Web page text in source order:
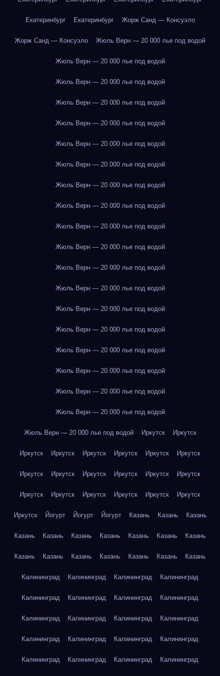
Екатеринбург Екатеринбург Жорж Санд — Консуэло
Жорж Санд — Консуэло Жюль Верн — 20 000 лье под водой
Жюль Верн — 20 000 лье под водой
Жюль Верн — 20 000 лье под водой
Жюль Верн — 20 000 лье под водой
Жюль Верн — 20 000 лье под водой
Жюль Верн — 20 000 лье под водой
Жюль Верн — 20 000 лье под водой
Жюль Верн — 20 000 лье под водой
Жюль Верн — 20 000 лье под водой
Жюль Верн — 20 000 лье под водой
Жюль Верн — 20 000 лье под водой
Жюль Верн — 20 000 лье под водой
Жюль Верн — 20 000 лье под водой
Жюль Верн — 20 000 лье под водой
Жюль Верн — 20 000 лье под водой
Жюль Верн — 20 000 лье под водой
Жюль Верн — 20 000 лье под водой
Жюль Верн — 20 000 лье под водой
Жюль Верн — 20 000 лье под водой
Жюль Верн — 20 000 лье под водой Иркутск Иркутск
Иркутск Иркутск Иркутск Иркутск Иркутск Иркутск
Иркутск Иркутск Иркутск Иркутск Иркутск Иркутск
Иркутск Иркутск Иркутск Иркутск Иркутск Иркутск
Иркутск Йогурт Йогурт Йогурт Казань Казань Казань
Казань Казань Казань Казань Казань Казань Казань
Казань Казань Казань Казань Казань Казань Казань
Калининград Калининград Калининград Калининград
Калининград Калининград Калининград Калининград
Калининград Калининград Калининград Калининград
Калининград Калининград Калининград Калининград
Калининград Калининград Калининград Калининград